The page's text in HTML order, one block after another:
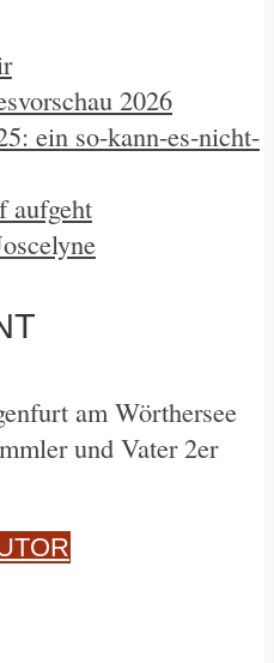
2026
ein so-kann-es-nicht-
aufgeht
am Wörthersee
und Vater 2er